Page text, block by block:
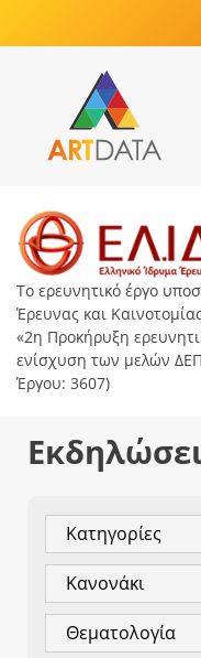
Το ερευνητικό έργο
Έρευνας και
«2η Προκήρυξη
ενίσχυση των μελών
Έργου: 3607)
Κατηγορίες
Κανονάκι
Θεματολογία